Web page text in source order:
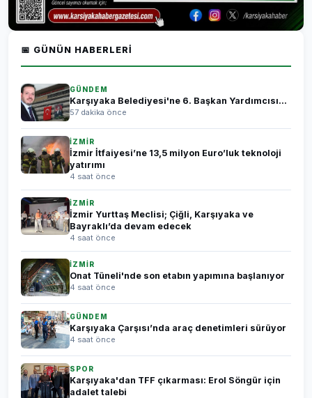
📅 GÜNÜN HABERLERI
GÜNDEM
Karşıyaka Belediyesi'ne 6. Başkan Yardımcısı...
57 dakika önce
İZMİR
İzmir İtfaiyesi’ne 13,5 milyon Euro’luk teknoloji
yatırımı
4 saat önce
İZMİR
İzmir Yurttaş Meclisi; Çiğli, Karşıyaka ve
Bayraklı’da devam edecek
4 saat önce
İZMİR
Onat Tüneli'nde son etabın yapımına başlanıyor
4 saat önce
GÜNDEM
Karşıyaka Çarşısı’nda araç denetimleri sürüyor
4 saat önce
SPOR
Karşıyaka'dan TFF çıkarması: Erol Söngür için
adalet talebi